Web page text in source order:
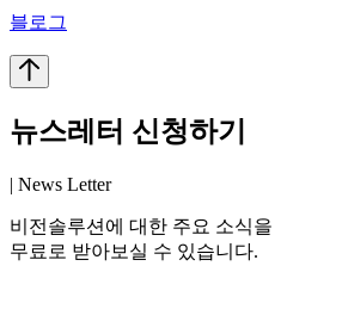
블로그
뉴스레터 신청하기
| News Letter
비전솔루션에 대한 주요 소식을
무료로 받아보실 수 있습니다.